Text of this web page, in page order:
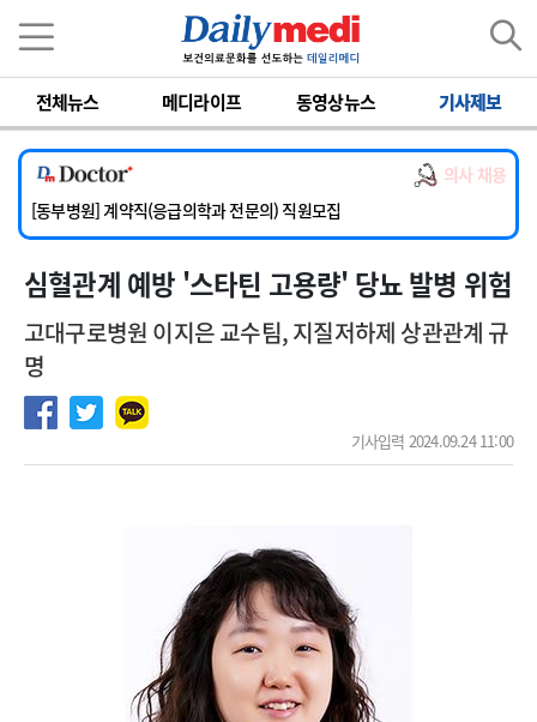
전체뉴스 메디라이프 동영상뉴스 기사제보
의사 채용
[서울아산병원] 2026년 하반기 인턴 모집
[영남대학교의료원] 마취통증의학과 임기제 임상의사 채용
[충남대학교병원] 소아청소년과(소아응급전담) 계약직 의사 공개채용
[동부병원] 계약직(응급의학과 전문의) 직원모집
[이대목동병원] 하반기 전공의(레지던트1년차) 모집
[서울아산병원] 2026년 하반기 인턴 모집
심혈관계 예방 '스타틴 고용량' 당뇨 발병 위험
고대구로병원 이지은 교수팀, 지질저하제 상관관계 규
명
기사입력 2024.09.24 11:00